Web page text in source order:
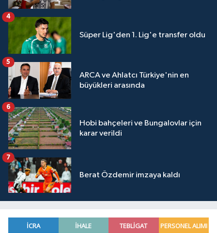
Süper Lig'den 1. Lig'e transfer oldu
4
ARCA ve Ahlatcı Türkiye'nin en
büyükleri arasında
5
Hobi bahçeleri ve Bungalovlar için
karar verildi
6
Berat Özdemir imzaya kaldı
7